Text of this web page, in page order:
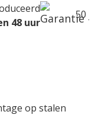
48 uur
50
op stalen